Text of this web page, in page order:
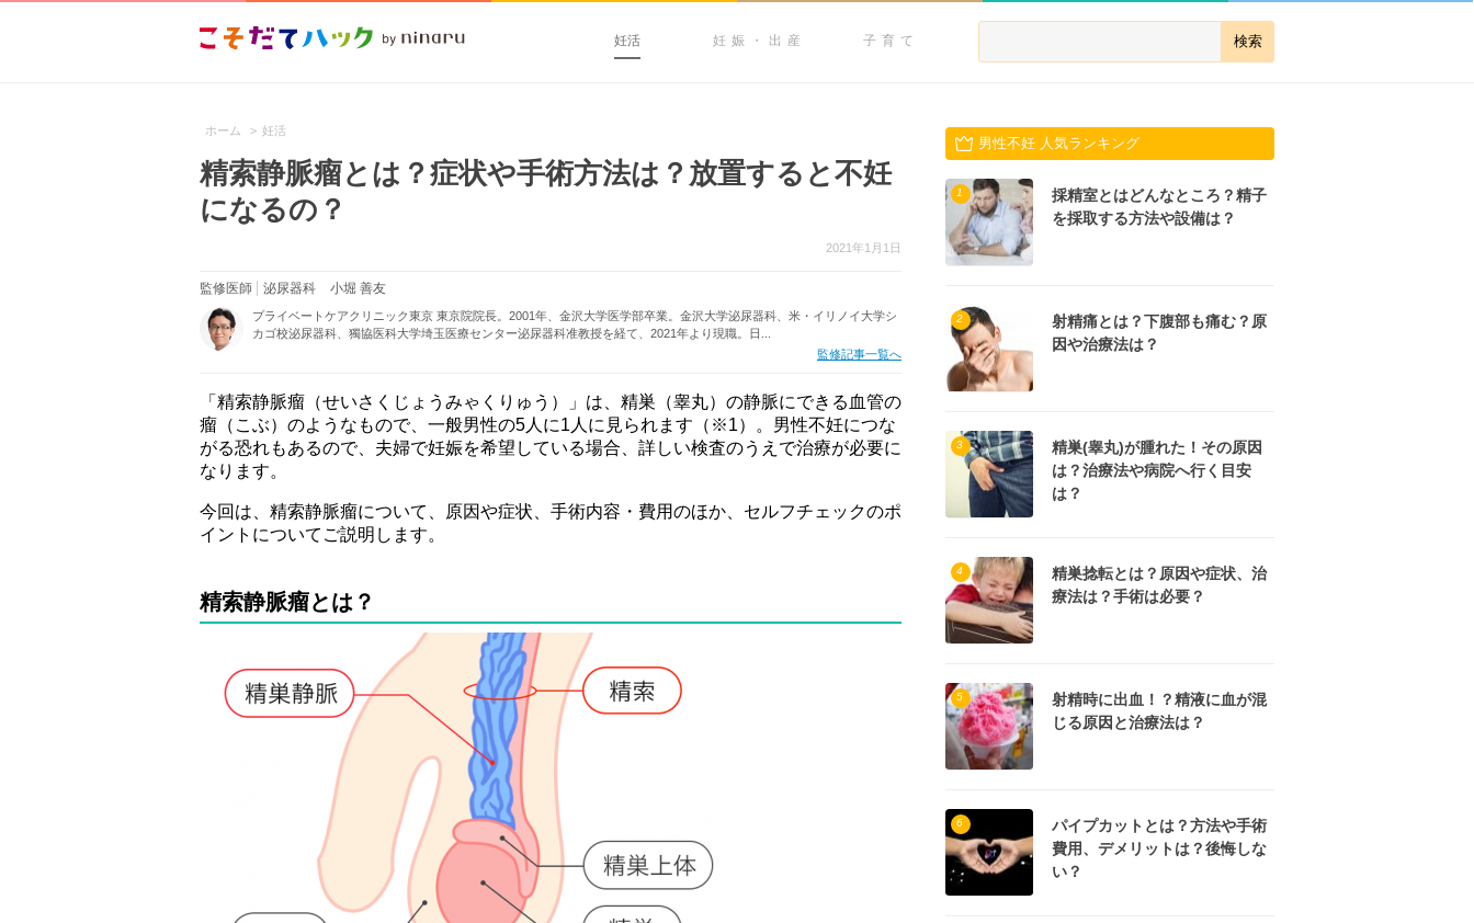
妊活 妊娠・出産 子育て
ホーム > 妊活
精索静脈瘤とは？症状や手術方法は？放置すると不妊
になるの？
2021年1月1日
監修医師 泌尿器科 小堀 善友
プライベートケアクリニック東京 東京院院長。2001年、金沢大学医学部卒業。金沢大学泌尿器科、米・イリノイ大学シ
カゴ校泌尿器科、獨協医科大学埼玉医療センター泌尿器科准教授を経て、2021年より現職。日...
監修記事一覧へ
「精索静脈瘤（せいさくじょうみゃくりゅう）」は、精巣（睾丸）の静脈にできる血管の
瘤（こぶ）のようなもので、一般男性の5人に1人に見られます（※1）。男性不妊につな
がる恐れもあるので、夫婦で妊娠を希望している場合、詳しい検査のうえで治療が必要に
なります。
今回は、精索静脈瘤について、原因や症状、手術内容・費用のほか、セルフチェックのポ
イントについてご説明します。
精索静脈瘤とは？
男性不妊 人気ランキング
1
採精室とはどんなところ？精子
を採取する方法や設備は？
2
射精痛とは？下腹部も痛む？原
因や治療法は？
3
精巣(睾丸)が腫れた！その原因
は？治療法や病院へ行く目安
は？
4
精巣捻転とは？原因や症状、治
療法は？手術は必要？
5
射精時に出血！？精液に血が混
じる原因と治療法は？
6
パイプカットとは？方法や手術
費用、デメリットは？後悔しな
い？